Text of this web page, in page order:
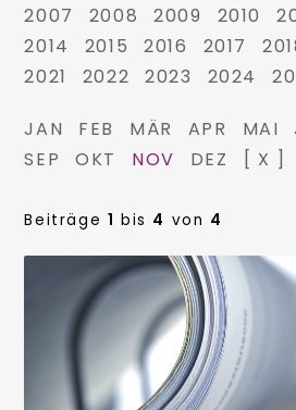
2007
2008 2009 2010
2014
2015 2016 2017
2021
2022 2023 2024
JAN FEB MÄR APR MAI
SEP
OKT NOV DEZ [ X ]
Beiträge 1 bis 4 von 4